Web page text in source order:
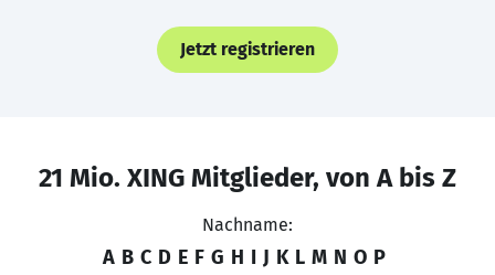
Jetzt registrieren
21 Mio. XING Mitglieder, von A bis Z
Nachname:
A B C D E F G H I J K L M N O P